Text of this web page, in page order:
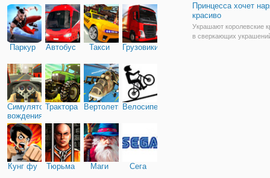
Паркур Автобус Такси Грузовики
Симулятор
вождения
Трактора ВертолетыВелосипед
Кунг фу Тюрьма Маги Сега
Принцесса хочет
красиво
Украшают королевские
в сверкающих